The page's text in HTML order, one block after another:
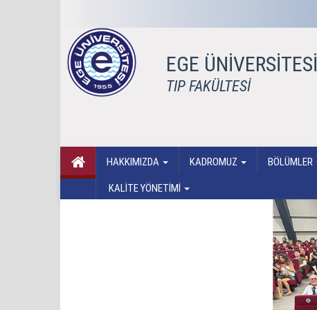
EGE ÜNİVERSİTESİ
TIP FAKÜLTESİ
HAKKIMIZDA KADROMUZ BÖLÜMLER
KALİTE YÖNETİMİ